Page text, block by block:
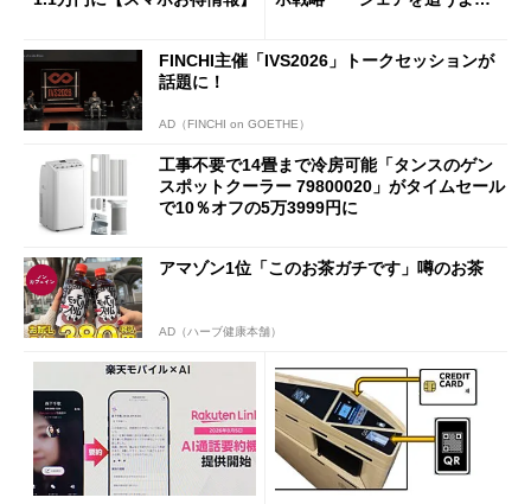
FINCHI主催「IVS2026」トークセッションが
話題に！
AD（FINCHI on GOETHE）
工事不要で14畳まで冷房可能「タンスのゲン
スポットクーラー 79800020」がタイムセール
で10％オフの5万3999円に
アマゾン1位「このお茶ガチです」噂のお茶
AD（ハーブ健康本舗）